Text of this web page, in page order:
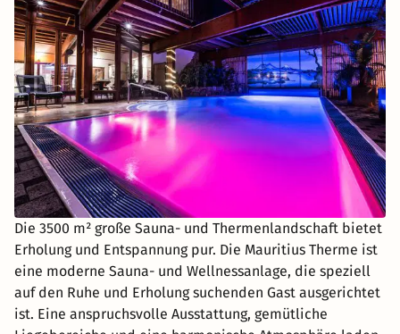
Die 3500 m² große Sauna- und Thermenlandschaft bietet
Erholung und Entspannung pur. Die Mauritius Therme ist
eine moderne Sauna- und Wellnessanlage, die speziell
auf den Ruhe und Erholung suchenden Gast ausgerichtet
ist. Eine anspruchsvolle Ausstattung, gemütliche